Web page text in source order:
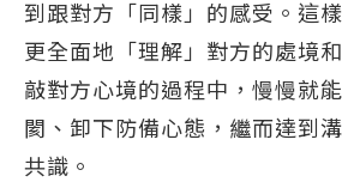
到跟對方「同樣」的感受。這
更全面地「理解」對方的處境
敲對方心境的過程中，慢慢就
閡、卸下防備心態，繼而達到
共識。